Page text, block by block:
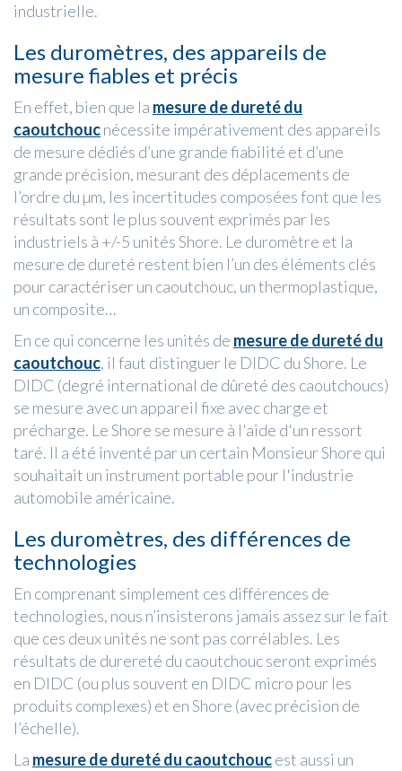
industrielle.
Les duromètres, des appareils de
mesure fiables et précis
En effet, bien que la mesure de dureté du
caoutchoucnécessite impérativement des appareils
de mesure dédiés d’une grande fiabilité et d’une
grande précision, mesurant des déplacements de
l’ordre du µm, les incertitudes composées font que les
résultats sont le plus souvent exprimés par les
industriels à +/-5 unités Shore. Le duromètre et la
mesure de dureté restent bien l’un des éléments clés
pour caractériser un caoutchouc, un thermoplastique,
un composite…
En ce qui concerne les unités de mesure de dureté du
caoutchouc, il faut distinguer le DIDC du Shore. Le
DIDC (degré international de dûreté des caoutchoucs)
se mesure avec un appareil fixe avec charge et
précharge. Le Shore se mesure à l'aide d'un ressort
taré. Il a été inventé par un certain Monsieur Shore qui
souhaitait un instrument portable pour l'industrie
automobile américaine.
Les duromètres, des différences de
technologies
En comprenant simplement ces différences de
technologies, nous n’insisterons jamais assez sur le fait
que ces deux unités ne sont pas corrélables. Les
résultats de durereté du caoutchouc seront exprimés
en DIDC (ou plus souvent en DIDC micro pour les
produits complexes) et en Shore (avec précision de
l’échelle).
La mesure de dureté du caoutchoucest aussi un